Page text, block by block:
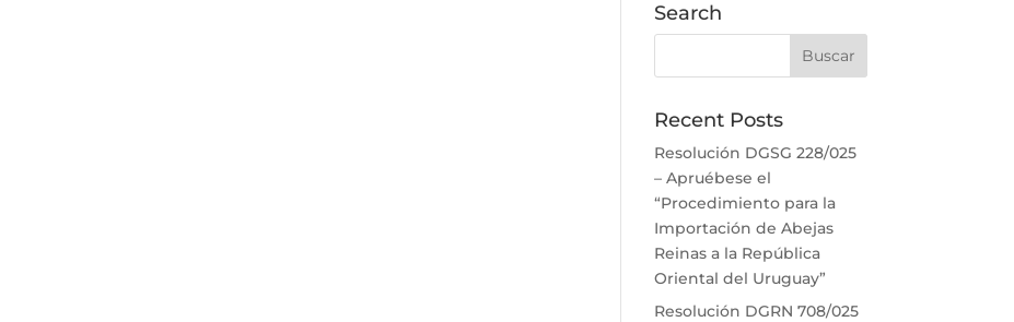
Search
Recent Posts
Resolución DGSG 228/025
– Apruébese el
“Procedimiento para la
Importación de Abejas
Reinas a la República
Oriental del Uruguay”
Resolución DGRN 708/025